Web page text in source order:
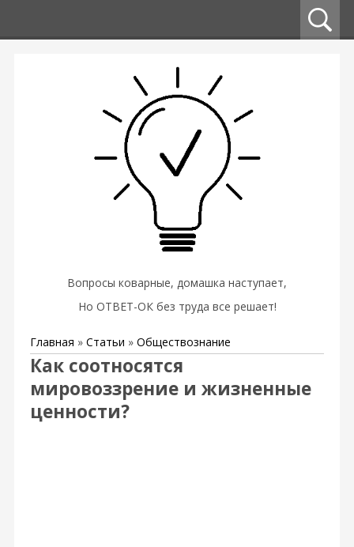
Вопросы коварные, домашка наступает,
Но ОТВЕТ-ОК без труда все решает!
Главная » Статьи » Обществознание
Как соотносятся
мировоззрение и жизненные
ценности?